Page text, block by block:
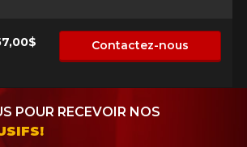
Contactez-nous
POUR RECEVOIR NOS